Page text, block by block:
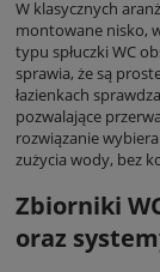
W klasycznych
montowane nisko,
typu spłuczki WC
sprawia, że są
łazienkach
pozwalające
rozwiązanie
zużycia wody, bez
Zbiorniki
oraz